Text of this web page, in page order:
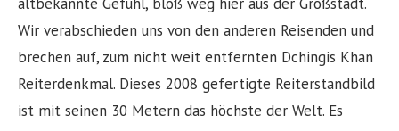
Wir verabschieden uns von den anderen Reisenden und
brechen auf, zum nicht weit entfernten Dchingis Khan
Reiterdenkmal. Dieses 2008 gefertigte Reiterstandbild
ist mit seinen 30 Metern das höchste der Welt. Es